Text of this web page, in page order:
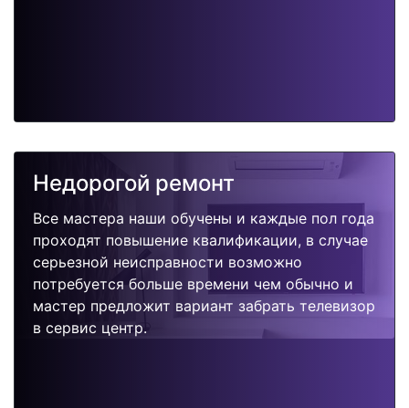
Недорогой ремонт
Все мастера наши обучены и каждые пол года
проходят повышение квалификации, в случае
серьезной неисправности возможно
потребуется больше времени чем обычно и
мастер предложит вариант забрать телевизор
в сервис центр.